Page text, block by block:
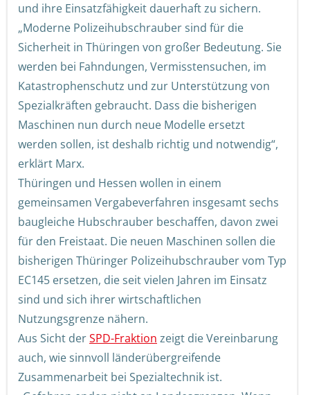
und ihre Einsatzfähigkeit dauerhaft zu sichern.
„Moderne Polizeihubschrauber sind für die
Sicherheit in Thüringen von großer Bedeutung. Sie
werden bei Fahndungen, Vermisstensuchen, im
Katastrophenschutz und zur Unterstützung von
Spezialkräften gebraucht. Dass die bisherigen
Maschinen nun durch neue Modelle ersetzt
werden sollen, ist deshalb richtig und notwendig“,
erklärt Marx.
Thüringen und Hessen wollen in einem
gemeinsamen Vergabeverfahren insgesamt sechs
baugleiche Hubschrauber beschaffen, davon zwei
für den Freistaat. Die neuen Maschinen sollen die
bisherigen Thüringer Polizeihubschrauber vom Typ
EC145 ersetzen, die seit vielen Jahren im Einsatz
sind und sich ihrer wirtschaftlichen
Nutzungsgrenze nähern.
Aus Sicht derSPD-Fraktion zeigt die Vereinbarung
auch, wie sinnvoll länderübergreifende
Zusammenarbeit bei Spezialtechnik ist.